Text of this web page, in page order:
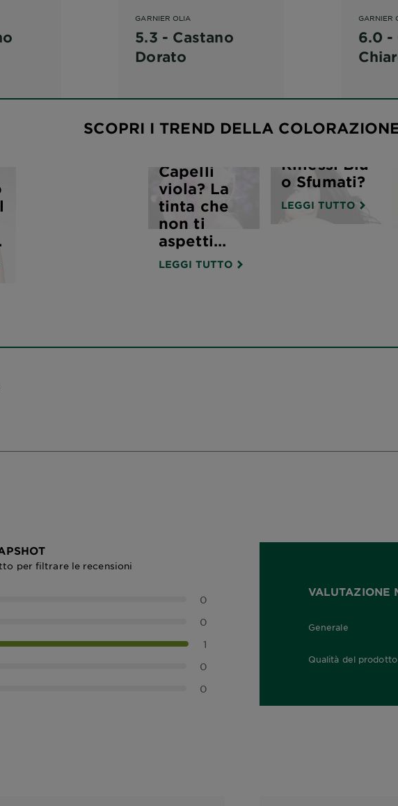
GARNIER OLIA
5.3 - Castano
Dorato
GARNIER
6.0 -
SCOPRI I TREND DELLA
Capelli
viola? La
tinta che
non ti
aspetti…
LEGGI TUTTO
Capelli
Corvini,
Riflessi Blu
o Sfumati?
LEGGI TUTTO
per filtrare le recensioni
0
0
1
0
0
VALUTAZIONE
Generale
3,0 out of 5 stars
Qualità del prodotto
5,0 out of 5 stars